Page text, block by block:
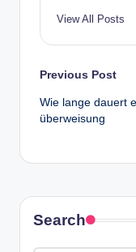
View All Posts
Post
Previous Post
Wie lange dauert
überweisung
Search